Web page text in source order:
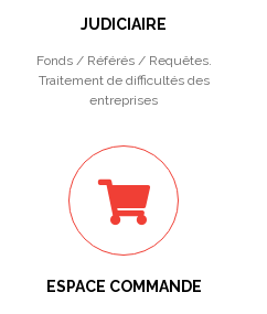
JUDICIAIRE
Fonds / Référés / Requêtes.
Traitement de difficultés des
entreprises
ESPACE COMMANDE